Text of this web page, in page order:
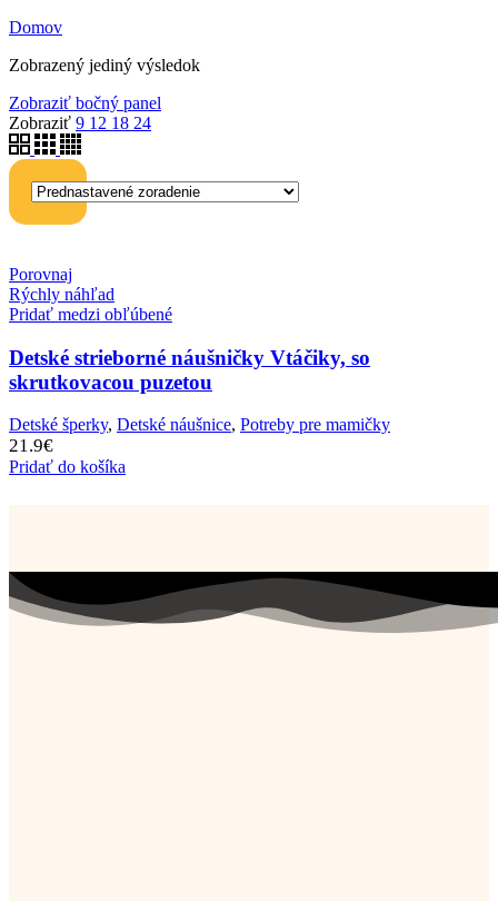
Domov
Zobrazený jediný výsledok
Zobraziť bočný panel
Zobraziť 9 12 18 24
Porovnaj
Rýchly náhľad
Pridať medzi obľúbené
Detské strieborné náušničky Vtáčiky, so
skrutkovacou puzetou
Detské šperky, Detské náušnice, Potreby pre mamičky
21.9€
Pridať do košíka